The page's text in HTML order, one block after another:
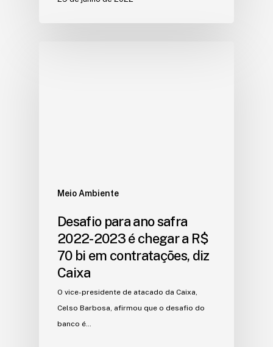
Meio Ambiente
Desafio para ano safra
2022-2023 é chegar a R$
70 bi em contratações, diz
Caixa
O vice-presidente de atacado da Caixa,
Celso Barbosa, afirmou que o desafio do
banco é…